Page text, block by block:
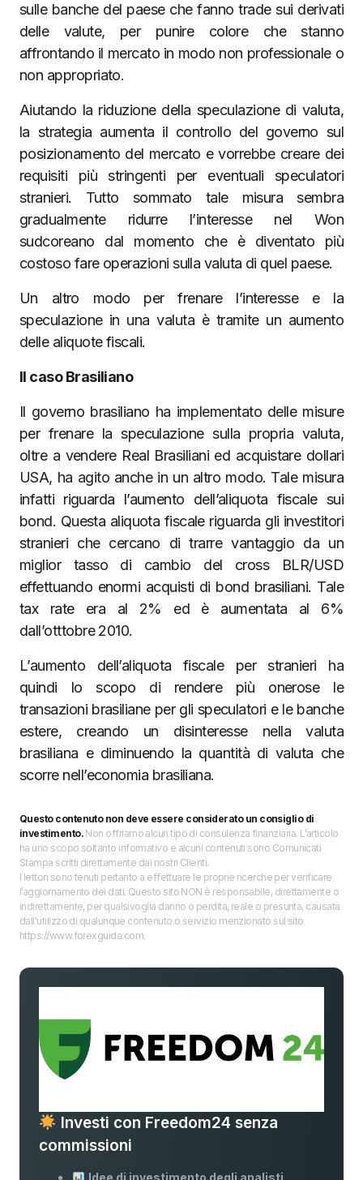
sulle banche del paese che fanno trade sui derivati
delle valute, per punire colore che stanno
affrontando il mercato in modo non professionale o
non appropriato.
Aiutando la riduzione della speculazione di valuta,
la strategia aumenta il controllo del governo sul
posizionamento del mercato e vorrebbe creare dei
requisiti più stringenti per eventuali speculatori
stranieri. Tutto sommato tale misura sembra
gradualmente ridurre l’interesse nel Won
sudcoreano dal momento che è diventato più
costoso fare operazioni sulla valuta di quel paese.
Un altro modo per frenare l’interesse e la
speculazione in una valuta è tramite un aumento
delle aliquote fiscali.
Il caso Brasiliano
Il governo brasiliano ha implementato delle misure
per frenare la speculazione sulla propria valuta,
oltre a vendere Real Brasiliani ed acquistare dollari
USA, ha agito anche in un altro modo. Tale misura
infatti riguarda l’aumento dell’aliquota fiscale sui
bond. Questa aliquota fiscale riguarda gli investitori
stranieri che cercano di trarre vantaggio da un
miglior tasso di cambio del cross BLR/USD
effettuando enormi acquisti di bond brasiliani. Tale
tax rate era al 2% ed è aumentata al 6%
dall’otttobre 2010.
L’aumento dell’aliquota fiscale per stranieri ha
quindi lo scopo di rendere più onerose le
transazioni brasiliane per gli speculatori e le banche
estere, creando un disinteresse nella valuta
brasiliana e diminuendo la quantità di valuta che
scorre nell’economia brasiliana.
Questo contenuto non deve essere considerato un consiglio di
investimento.Non offriamo alcun tipo di consulenza finanziaria. L’articolo
ha uno scopo soltanto informativo e alcuni contenuti sono Comunicati
Stampa scritti direttamente dai nostri Clienti.
I lettori sono tenuti pertanto a effettuare le proprie ricerche per verificare
l’aggiornamento dei dati. Questo sito NON è responsabile, direttamente o
indirettamente, per qualsivoglia danno o perdita, reale o presunta, causata
dall'utilizzo di qualunque contenuto o servizio menzionato sul sito
https://www.forexguida.com.
Investi con Freedom24 senza
commissioni